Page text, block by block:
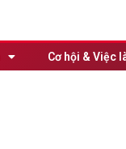
Cơ hội & Việc